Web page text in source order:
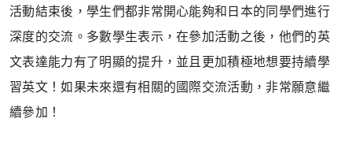
活動結束後，學生們都非常開心能夠和日本的同學們進行
深度的交流。多數學生表示，在參加活動之後，他們的英
文表達能力有了明顯的提升，並且更加積極地想要持續學
習英文！如果未來還有相關的國際交流活動，非常願意繼
續參加！